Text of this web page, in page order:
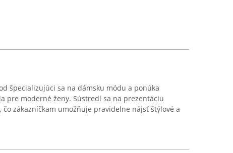
špecializujúci sa na dámsku módu a ponúka
pre moderné ženy. Sústredí sa na prezentáciu
zákazníčkam umožňuje pravidelne nájsť štýlové a